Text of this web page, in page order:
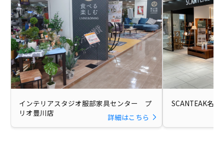
インテリアスタジオ服部家具センター プ
リオ豊川店
詳細はこちら
SCANTEAK名古